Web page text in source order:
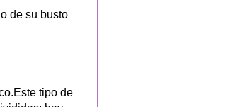
de su busto
tipo de